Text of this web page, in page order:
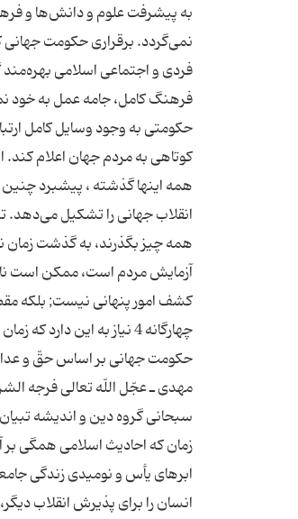
به پیشرفت علوم و دانش‌ها و
نمی‌گردد. برقراری حكومت جهانی
فردی و اجتماعی اسلامی
حكومتی به وجود وسایل كامل
همه اینها گذشته ، پیشبرد چنین
انقلاب جهانی را تشكیل می‌دهد.
همه چیز بگذرند، به گذشت زمان
آزمایش مردم است، ممكن است
چهارگانه 4 نیاز به
حكومت جهانی بر اساس حقّ و
مهدی ـ عجّل اللّه تعالی فرجه
زمان كه احادیث اسلامی همگی
ابرهای یأس و نومیدی زندگی